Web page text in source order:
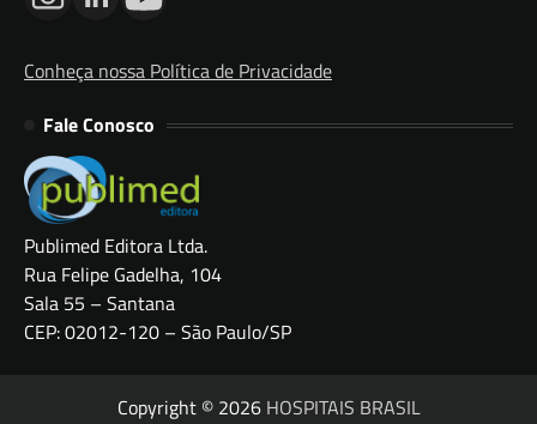
Conheça nossa Política de Privacidade
Fale Conosco
Publimed Editora Ltda.
Rua Felipe Gadelha, 104
Sala 55 – Santana
CEP: 02012-120 – São Paulo/SP
Copyright © 2026 HOSPITAIS BRASIL